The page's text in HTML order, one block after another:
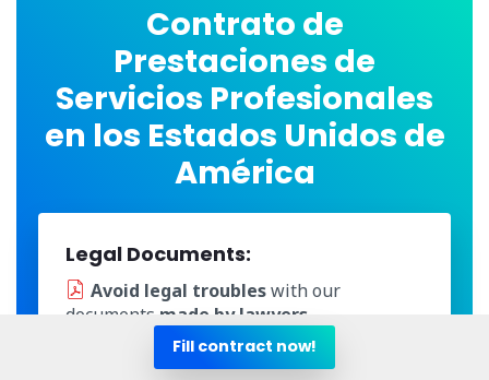
Contrato de
Prestaciones de
Servicios Profesionales
en los Estados Unidos de
América
Legal Documents:
Avoid legal troubleswith our
documents made by lawyers
with theLey de Contratos
Fill contract now!